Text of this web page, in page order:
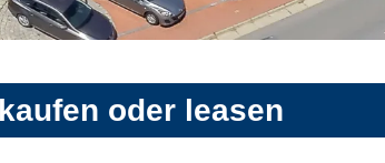
oder leasen